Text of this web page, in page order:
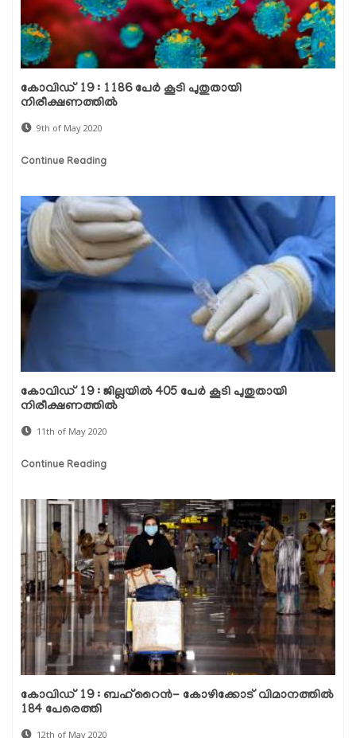
കോവിഡ് 19 : 1186 പേര്‍ കൂടി പുതുതായി
നിരീക്ഷണത്തില്‍
9th of May 2020
Continue Reading
കോവിഡ് 19 : ജില്ലയില്‍ 405 പേര്‍ കൂടി പുതുതായി
നിരീക്ഷണത്തില്‍
11th of May 2020
Continue Reading
കോവിഡ് 19 : ബഹ്റൈന്‍- കോഴിക്കോട് വിമാനത്തില്‍
184 പേരെത്തി
12th of May 2020